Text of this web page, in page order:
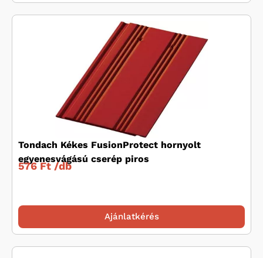
Tondach Kékes FusionProtect hornyolt
egyenesvágású cserép piros
576 Ft /db
Ajánlatkérés